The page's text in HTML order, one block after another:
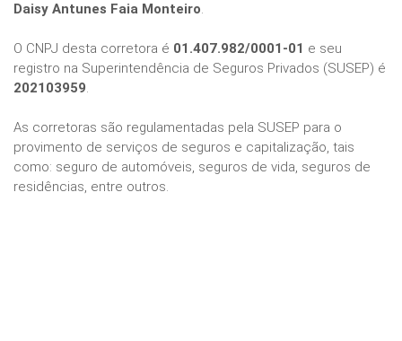
Daisy Antunes Faia Monteiro.
O CNPJ desta corretora é 01.407.982/0001-01 e seu
registro na Superintendência de Seguros Privados (SUSEP) é
202103959.
As corretoras são regulamentadas pela SUSEP para o
provimento de serviços de seguros e capitalização, tais
como: seguro de automóveis, seguros de vida, seguros de
residências, entre outros.